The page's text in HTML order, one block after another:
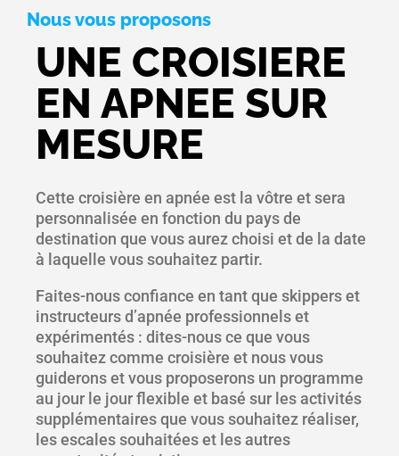
Nous vous proposons
UNE CROISIERE
EN APNEE SUR
MESURE
Cette croisière en apnée est la vôtre et sera
personnalisée en fonction du pays de
destination que vous aurez choisi et de la date
à laquelle vous souhaitez partir.
Faites-nous confiance en tant que skippers et
instructeurs d’apnée professionnels et
expérimentés : dites-nous ce que vous
souhaitez comme croisière et nous vous
guiderons et vous proposerons un programme
au jour le jour flexible et basé sur les activités
supplémentaires que vous souhaitez réaliser,
les escales souhaitées et les autres